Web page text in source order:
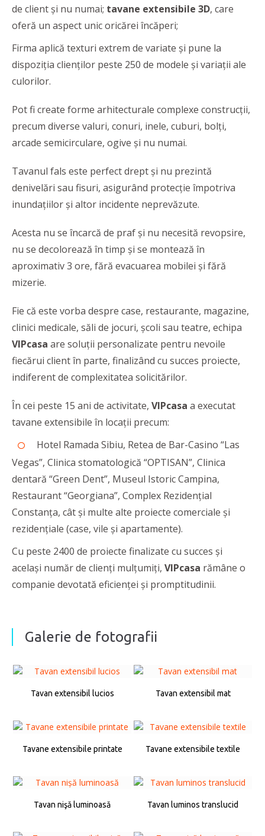
de client și nu numai; tavane extensibile 3D, care
oferă un aspect unic oricărei încăperi;
Firma aplică texturi extrem de variate și pune la
dispoziția clienților peste 250 de modele și variații ale
culorilor.
Pot fi create forme arhitecturale complexe construcţii,
precum diverse valuri, conuri, inele, cuburi, bolți,
arcade semicirculare, ogive și nu numai.
Tavanul fals este perfect drept și nu prezintă
denivelări sau fisuri, asigurând protecție împotriva
inundațiilor și altor incidente neprevăzute.
Acesta nu se încarcă de praf și nu necesită revopsire,
nu se decolorează în timp și se montează în
aproximativ 3 ore, fără evacuarea mobilei şi fără
mizerie.
Fie că este vorba despre case, restaurante, magazine,
clinici medicale, săli de jocuri, școli sau teatre, echipa
VIPcasa are soluţii personalizate pentru nevoile
fiecărui client în parte, finalizând cu succes proiecte,
indiferent de complexitatea solicitărilor.
În cei peste 15 ani de activitate, VIPcasa a executat
tavane extensibile în locații precum:
Hotel Ramada Sibiu, Retea de Bar-Casino “Las
Vegas”, Clinica stomatologică “OPTISAN”, Clinica
dentară “Green Dent”, Museul Istoric Campina,
Restaurant “Georgiana”, Complex Rezidențial
Constanța, cât și multe alte proiecte comerciale și
rezidențiale (case, vile și apartamente).
Cu peste 2400 de proiecte finalizate cu succes și
același număr de clienți mulțumiți, VIPcasa rămâne o
companie devotată eficienţei și promptitudinii.
Galerie de fotografii
Tavan extensibil lucios Tavan extensibil mat
Tavane extensibile printate Tavane extensibile textile
Tavan nişă luminoasă Tavan luminos translucid